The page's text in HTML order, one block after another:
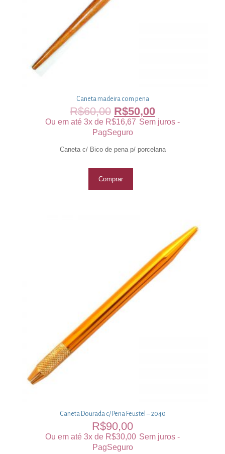
Caneta madeira com pena
R$60,00 R$50,00
Ou em até 3x de R$16,67 Sem juros -
PagSeguro
Caneta c/ Bico de pena p/ porcelana
Comprar
Caneta Dourada c/ Pena Feustel – 2040
R$90,00
Ou em até 3x de R$30,00 Sem juros -
PagSeguro